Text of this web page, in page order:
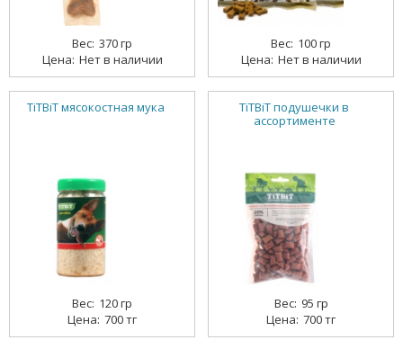
370 гр
Нет в наличии
100 гр
Нет в наличии
TiTBiT мясокостная мука
120 гр
700 тг
TiTBiT подушечки в
ассортименте
95 гр
700 тг